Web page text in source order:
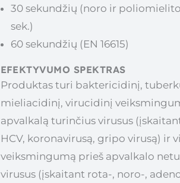
30 sekundžių (noro ir
sek.)
60 sekundžių (EN 16615)
EFEKTYVUMO SPEKTRAS
Produktas turi baktericidinį,
mieliacidinį, virucidinį
apvalkalą turinčius virusus
HCV, koronavirusą, gripo virusą) ir
veiksmingumą prieš apvalkalo
virusus (įskaitant rota-, noro-,